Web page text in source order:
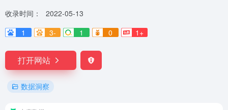
收录时间：
2022-05-13
1
3- 1 0 1+
打开网站
数据洞察